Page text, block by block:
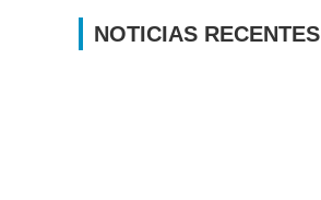
NOTICIAS RECENTES